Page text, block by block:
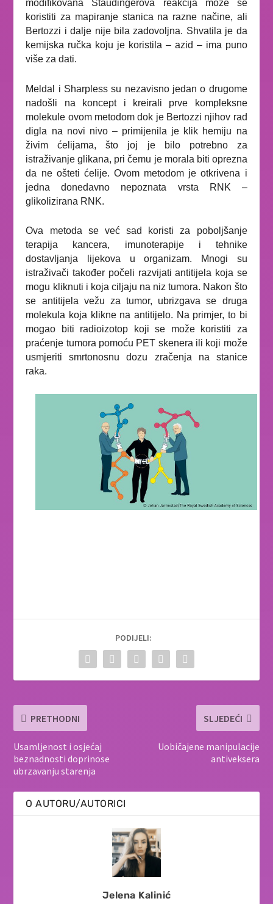
modifikovana Staudingerova reakcija može se
koristiti za mapiranje stanica na razne načine, ali
Bertozzi i dalje nije bila zadovoljna. Shvatila je da
kemijska ručka koju je koristila – azid – ima puno
više za dati.
Meldal i Sharpless su nezavisno jedan o drugome
nadošli na koncept i kreirali prve kompleksne
molekule ovom metodom dok je Bertozzi njihov rad
digla na novi nivo – primijenila je klik hemiju na
živim ćelijama, što joj je bilo potrebno za
istraživanje glikana, pri čemu je morala biti oprezna
da ne ošteti ćelije. Ovom metodom je otkrivena i
jedna donedavno nepoznata vrsta RNK –
glikolizirana RNK.
Ova metoda se već sad koristi za poboljšanje
terapija kancera, imunoterapije i tehnike
dostavljanja lijekova u organizam. Mnogi su
istraživači također počeli razvijati antitijela koja se
mogu kliknuti i koja ciljaju na niz tumora. Nakon što
se antitijela vežu za tumor, ubrizgava se druga
molekula koja klikne na antitijelo. Na primjer, to bi
mogao biti radioizotop koji se može koristiti za
praćenje tumora pomoću PET skenera ili koji može
usmjeriti smrtonosnu dozu zračenja na stanice
raka.
PODIJELI:
PRETHODNI
Usamljenost i osjećaj
beznadnosti doprinose
ubrzavanju starenja
SLJEDEĆI
Uobičajene manipulacije
antiveksera
O AUTORU/AUTORICI
Jelena Kalinić